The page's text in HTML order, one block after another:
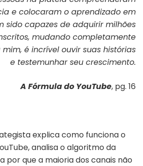
e colocaram o aprendizado em
sido capazes de adquirir milhões
mudando completamente
mim, é incrível ouvir suas histórias
e testemunhar seu crescimento.
A Fórmula do YouTube, pg. 16
explica como funciona o
analisa o algoritmo da
por que a maioria dos canais não